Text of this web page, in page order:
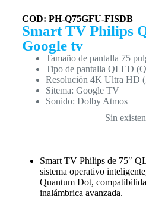
COD: PH-Q75GFU-FISDB
Smart TV Philips
Google tv
Tamaño de pantalla 75
Tipo de pantalla QLED
Resolución 4K Ultra HD
Sitema: Google TV
Sonido: Dolby Atmos
Sin
Smart TV Philips de 75″
sistema operativo
Quantum Dot,
inalámbrica avanzada.